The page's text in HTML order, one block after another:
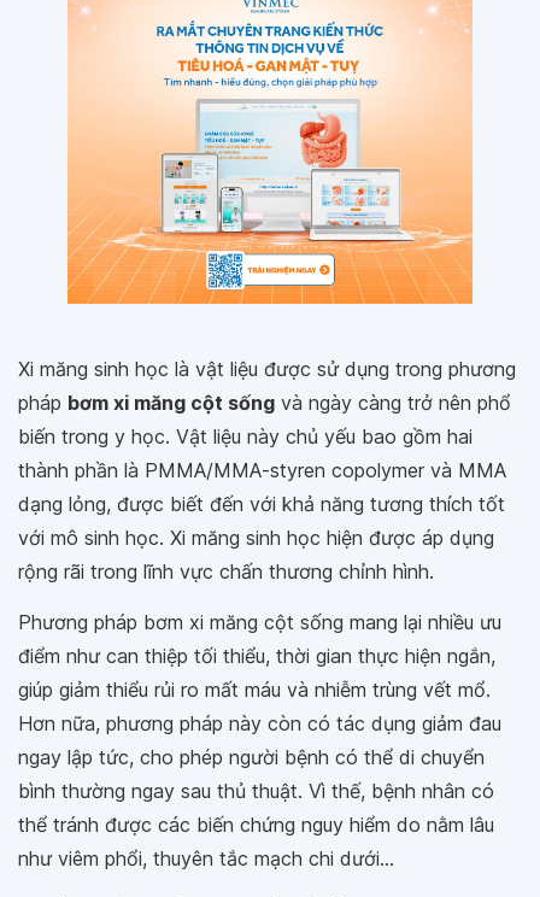
Xi măng sinh học là vật liệu được sử dụng trong phương
pháp bơm xi măng cột sống và ngày càng trở nên phổ
biến trong y học. Vật liệu này chủ yếu bao gồm hai
thành phần là PMMA/MMA-styren copolymer và MMA
dạng lỏng, được biết đến với khả năng tương thích tốt
với mô sinh học. Xi măng sinh học hiện được áp dụng
rộng rãi trong lĩnh vực chấn thương chỉnh hình.
Phương pháp bơm xi măng cột sống mang lại nhiều ưu
điểm như can thiệp tối thiểu, thời gian thực hiện ngắn,
giúp giảm thiểu rủi ro mất máu và nhiễm trùng vết mổ.
Hơn nữa, phương pháp này còn có tác dụng giảm đau
ngay lập tức, cho phép người bệnh có thể di chuyển
bình thường ngay sau thủ thuật. Vì thế, bệnh nhân có
thể tránh được các biến chứng nguy hiểm do nằm lâu
như viêm phổi, thuyên tắc mạch chi dưới…